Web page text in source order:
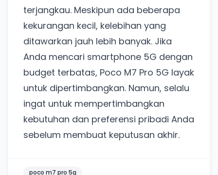
terjangkau. Meskipun ada beberapa
kekurangan kecil, kelebihan yang
ditawarkan jauh lebih banyak. Jika
Anda mencari smartphone 5G dengan
budget terbatas, Poco M7 Pro 5G layak
untuk dipertimbangkan. Namun, selalu
ingat untuk mempertimbangkan
kebutuhan dan preferensi pribadi Anda
sebelum membuat keputusan akhir.
poco m7 pro 5g
Punya website SMM baru nih! Coba BulkFame
untuk pengalaman lebih baik.
Tanpa daftar ulang, gratis dicoba. Kamu tetap bisa
pakai Zona Sosmed kapan saja.
Coba BulkFame
Lain kali saja